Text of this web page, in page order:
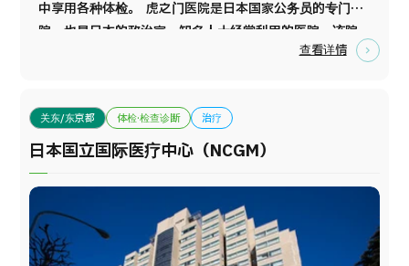
中享用各种体检。 虎之门医院是日本国家公务员的专门医
院。也是日本的政治家、知名人士经常利用的医院。该院
附属健康管理中心·影像诊断中心等设施。在早期发现及预
查看详情
关东/东京都 体检·检查诊断 治疗
日本国立国际医疗中心（NCGM）